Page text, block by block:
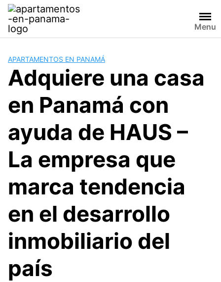
Saltar
contenido
Menu
APARTAMENTOS EN PANAMÁ
Adquiere una casa
en Panamá con
ayuda de HAUS –
La empresa que
marca tendencia
en el desarrollo
inmobiliario del
país